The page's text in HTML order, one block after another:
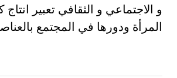
و الاجتماعي و الثقافي تعبير
المرأة ودورها في المجتمع